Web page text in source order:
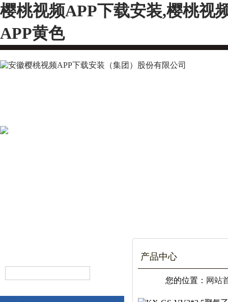
樱桃视频APP下载安装,樱桃视
APP黄色
产品中心
您的位置： 网站